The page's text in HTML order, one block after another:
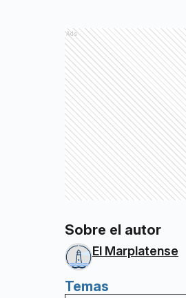
Ads
Sobre el autor
El Marplatense
Temas